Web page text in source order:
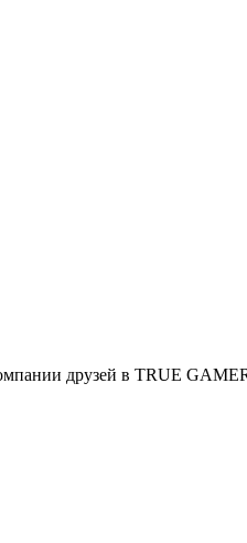
друзей в TRUE